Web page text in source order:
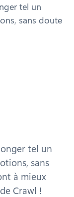
tel un
sans doute
tel un
sans
à mieux
Crawl !